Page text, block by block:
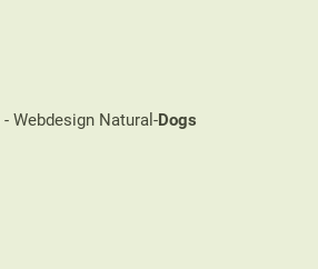
- Webdesign Natural-Dogs